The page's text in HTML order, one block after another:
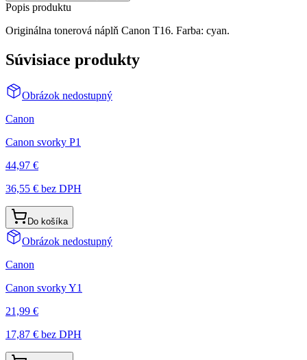
Popis produktu
Originálna tonerová náplň Canon T16. Farba: cyan.
Súvisiace produkty
Obrázok nedostupný
Canon
Canon svorky P1
44,97 €
36,55 € bez DPH
Do košíka
Obrázok nedostupný
Canon
Canon svorky Y1
21,99 €
17,87 € bez DPH